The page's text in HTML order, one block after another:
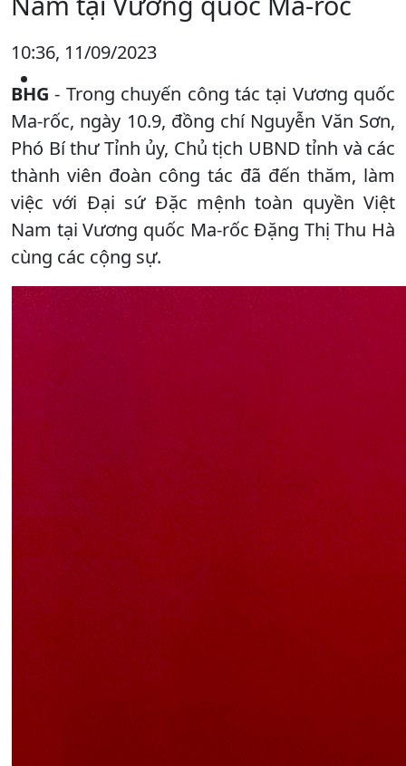
10:36, 11/09/2023
BHG - Trong chuyến công tác tại Vương quốc
Ma-rốc, ngày 10.9, đồng chí Nguyễn Văn Sơn,
Phó Bí thư Tỉnh ủy, Chủ tịch UBND tỉnh và các
thành viên đoàn công tác đã đến thăm, làm
việc với Đại sứ Đặc mệnh toàn quyền Việt
Nam tại Vương quốc Ma-rốc Đặng Thị Thu Hà
cùng các cộng sự.